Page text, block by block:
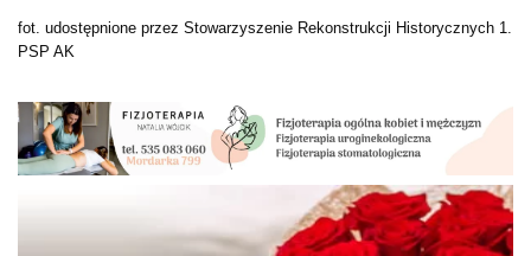
fot. udostępnione przez Stowarzyszenie Rekonstrukcji Historycznych 1.
PSP AK